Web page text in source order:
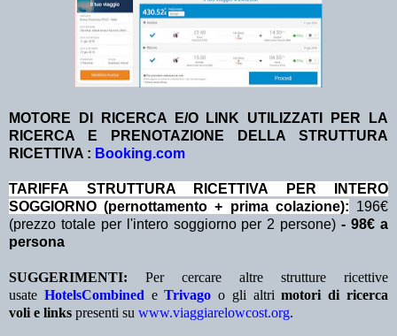
MOTORE DI RICERCA E/O LINK UTILIZZATI PER LA
RICERCA E PRENOTAZIONE DELLA STRUTTURA
RICETTIVA : Booking.com
TA RIFFA STRUTTURA RICETTIVA PER INTERO
SOGGIORNO (pernottamento + prima colazione): 196€
(prezzo totale per l'intero soggiorno per 2 persone)- 98€ a
persona
SUGGERIMENTI: Per cercare altre strutture ricettive
usate HotelsCombined eTrivago o gli altrimotori di ricerca
voli e links presenti su www.viaggiarelowcost.org.